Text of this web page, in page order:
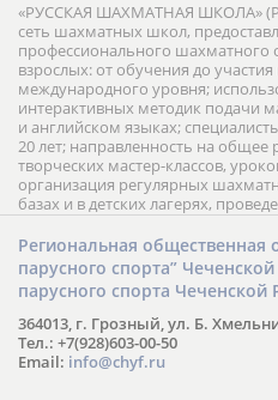
«РУССКАЯ ШАХМАТНАЯ ШКОЛА»
сеть шахматных школ,
профессионального шахматного
взрослых: от обучения до
международного уровня;
интерактивных методик подачи
и английском языках;
20 лет; направленность на общее
творческих мастер-классов,
организация регулярных
базах и в детских лагерях,
шахматистами; корпоративное
форме вебинаров и
российских и международных
онлайн трансляция мероприятий
Региональная общественная
парусного спорта”
парусного спорта Чеченской
364013, г. Грозный, ул. Б.
Тел.: +7(928)603-00-50
Email: info@chyf.ru